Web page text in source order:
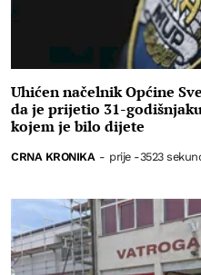
Uhićen načelnik Općine
da je prijetio 31-
kojem je bilo dijete
CRNA KRONIKA - prije -3523